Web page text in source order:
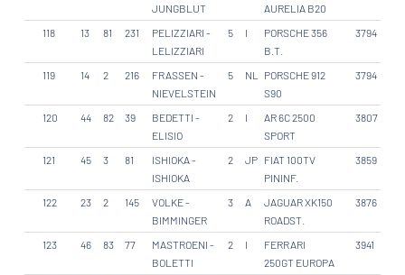
JUNGBLUT
AURELIA B20
118
13 81 231
PELIZZIARI -
LELIZZIARI
5 I
PORSCHE 356
B.T.
3794
119 14 2 216
FRASSEN -
NIEVELSTEIN
5 NL
PORSCHE 912
S90
3794
120 44 82 39
BEDETTI -
ELISIO
2 I
AR 6C 2500
SPORT
3807
121 45 3 81
ISHIOKA -
ISHIOKA
2 JP FIAT 100TV
PININF.
3859
122 23 2 145
VOLKE -
BIMMINGER
3 A
JAGUAR XK150
ROADST.
3876
123 46 83 77
MASTROENI -
BOLETTI
2 I
FERRARI
250GT EUROPA
3941